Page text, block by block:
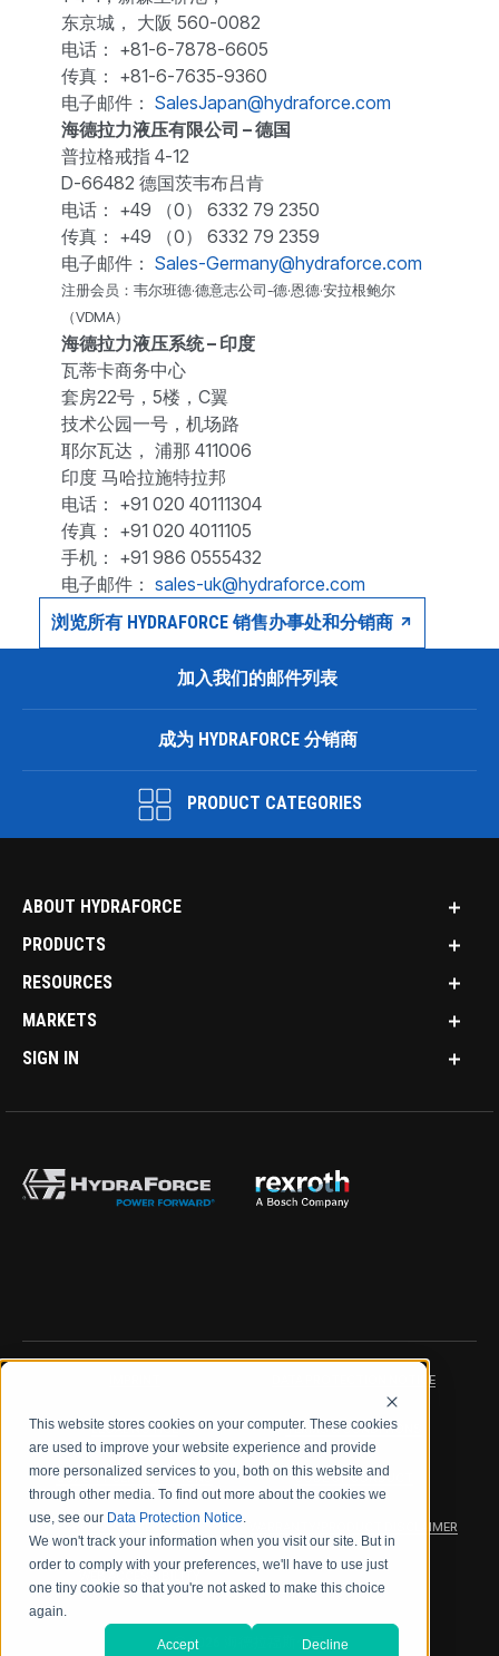
This website stores cookies on your computer. These cookies
are used to improve your website experience and provide
more personalized services to you, both on this website and
through other media. To find out more about the cookies we
use, see our Data Protection Notice.
We won't track your information when you visit our site. But in
order to comply with your preferences, we'll have to use just
one tiny cookie so that you're not asked to make this choice
again.
Accept Decline
东京城， 大阪 560-0082
电话： +81-6-7878-6605
传真： +81-6-7635-9360
电子邮件： SalesJapan@hydraforce.com
海德拉力液压有限公司 – 德国
普拉格戒指 4-12
D-66482 德国茨韦布吕肯
电话： +49 （0） 6332 79 2350
传真： +49 （0） 6332 79 2359
电子邮件： Sales-Germany@hydraforce.com
注册会员：韦尔班德·德意志公司-德·恩德·安拉根鲍尔
（VDMA）
海德拉力液压系统 – 印度
瓦蒂卡商务中心
套房22号，5楼，C翼
技术公园一号，机场路
耶尔瓦达， 浦那 411006
印度 马哈拉施特拉邦
电话： +91 020 40111304
传真： +91 020 4011105
手机： +91 986 0555432
电子邮件： sales-uk@hydraforce.com
浏览所有 HYDRAFORCE 销售办事处和分销商
加入我们的邮件列表
成为 HYDRAFORCE 分销商
PRODUCT CATEGORIES
ABOUT HYDRAFORCE
PRODUCTS
RESOURCES
MARKETS
SIGN IN
DATA PROTECTION NOTICE
LEGAL NOTICE TERMS & CONDITIONS
QUALITY CERTIFICATIONS CODE OF CONDUCT
PRODUCT SECURITY WARRANTY/PRODUCT DISCLAIMER
WEB ACCESSIBILITY
2026 海德拉福斯公司